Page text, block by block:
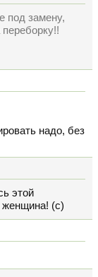
под замену,
надо, без
этой
(с)